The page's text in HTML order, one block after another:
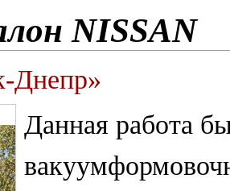
NISSAN
Днепр»
Данная работа